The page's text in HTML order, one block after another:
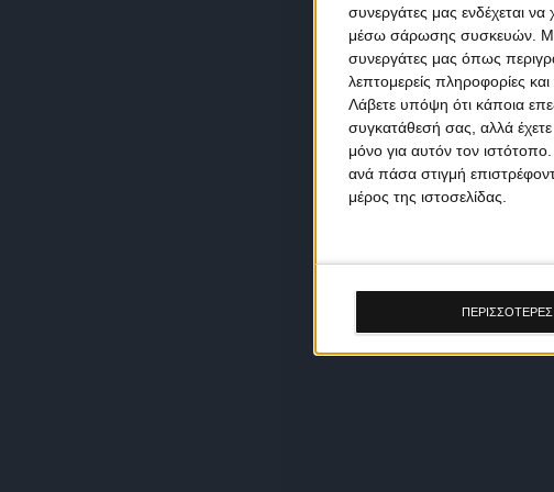
συνεργάτες μας ενδέχεται
μέσω σάρωσης συσκευών.
συνεργάτες μας όπως
λεπτομερείς πληροφορίες
Λάβετε υπόψη ότι κάποια
συγκατάθεσή σας, αλλά
μόνο για αυτόν τον
ανά πάσα στιγμή
μέρος της ιστοσελίδας.